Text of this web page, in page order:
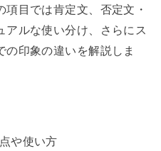
目では肯定文、否定文・
アルな使い分け、さらにス
の印象の違いを解説しま
や使い方